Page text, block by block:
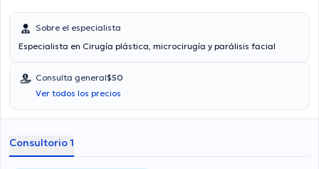
Sobre el especialista
Especialista en Cirugía plástica, microcirugía y parálisis facial
Consulta general$50
Ver todos los precios
Consultorio 1